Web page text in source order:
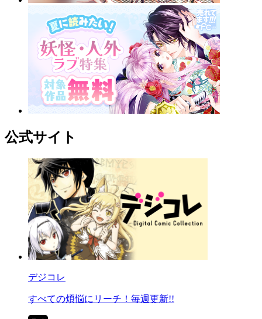
公式サイト
デジコレ
すべての煩悩にリーチ！毎週更新!!